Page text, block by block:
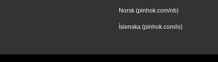
Norsk (pinhok.com/nb)
Íslenska (pinhok.com/is)